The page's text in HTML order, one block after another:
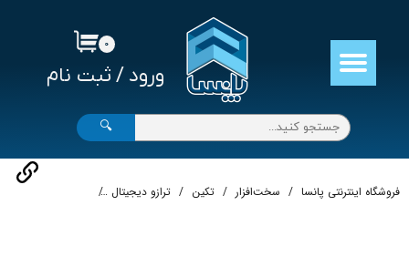
ورود / ثبت نام
حساب کاربری من
تغییر گذر واژه
سفارشات
خروج از حساب کاربری
۰
🔍
فروشگاه اینترنتی پانسا سخت‌افزار تکین ترازو دیجیتال